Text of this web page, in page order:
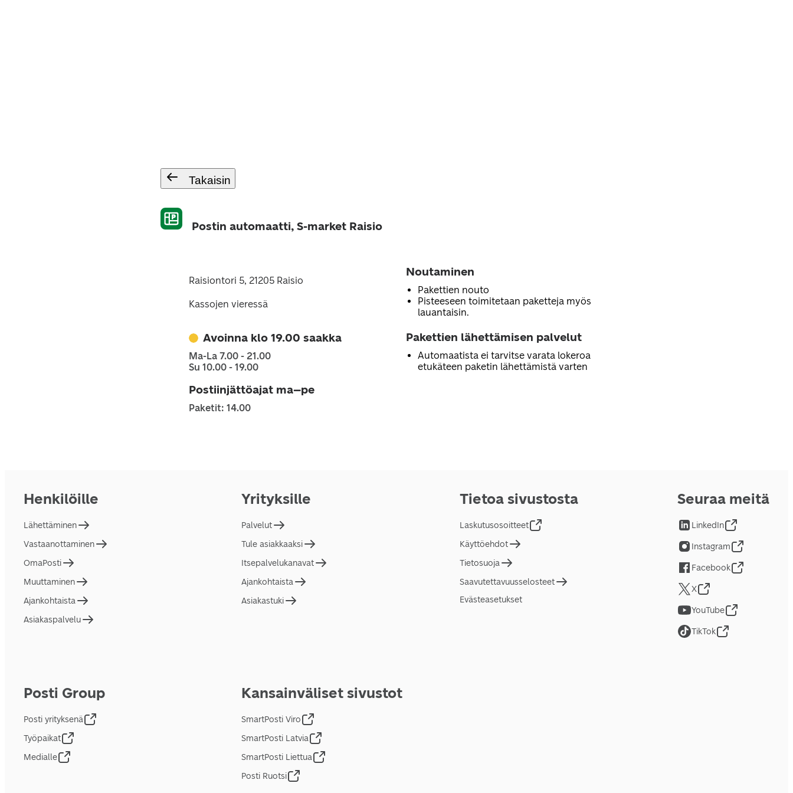
Takaisin
Postin automaatti, S-market Raisio
Raisiontori 5, 21205 Raisio
Kassojen vieressä
Avoinna klo 19.00 saakka
Ma-La 7.00 - 21.00
Su 10.00 - 19.00
Postiinjättöajat ma–pe
Paketit: 14.00
Noutaminen
Pakettien nouto
Pisteeseen toimitetaan paketteja myös
lauantaisin.
Pakettien lähettämisen palvelut
Automaatista ei tarvitse varata lokeroa
etukäteen paketin lähettämistä varten
Henkilöille
Lähettäminen
Vastaanottaminen
OmaPosti
Muuttaminen
Ajankohtaista
Asiakaspalvelu
Yrityksille
Palvelut
Tule asiakkaaksi
Itsepalvelukanavat
Ajankohtaista
Asiakastuki
Tietoa sivustosta
Laskutusosoitteet
Käyttöehdot
Tietosuoja
Saavutettavuusselosteet
Evästeasetukset
Posti Group
Posti yrityksenä
Työpaikat
Medialle
Kansainväliset sivustot
SmartPosti Viro
SmartPosti Latvia
SmartPosti Liettua
Posti Ruotsi
Seuraa meitä
LinkedIn
Instagram
Facebook
X
YouTube
TikTok